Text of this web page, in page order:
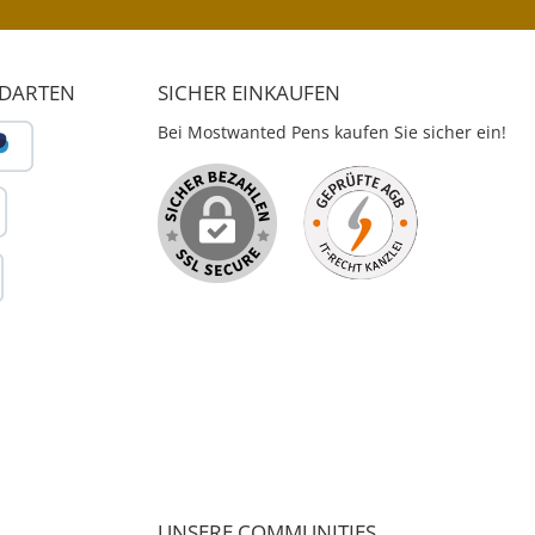
SICHER EINKAUFEN
Bei Mostwanted Pens kaufen Sie sicher ein!